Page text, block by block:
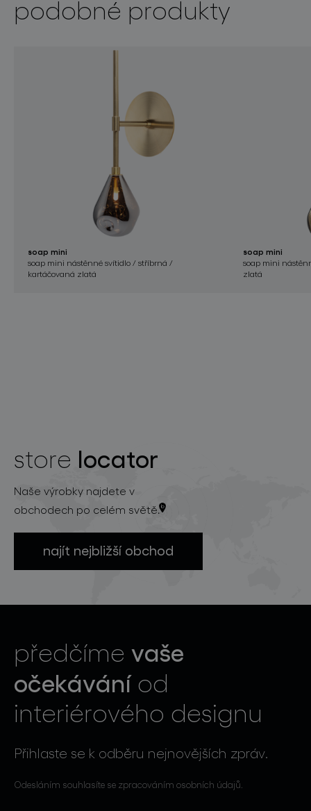
podobné produkty
soap mini
soap mini nástěnné svítidlo / stříbrná /
kartáčovaná zlatá
soap mini
soap mini
zlatá
store locator
Naše výrobky najdete v
obchodech po celém světě.
najít nejbližší obchod
předčíme vaše
očekáváníod
interiérového designu
Přihlaste se k odběru nejnovějších zpráv.
Odesláním souhlasíte se zpracováním osobních údajů.